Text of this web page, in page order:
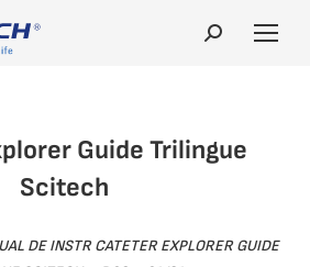
Search:
Guide Trilingue
Scitech
DE INSTR CATETER EXPLORER GUIDE